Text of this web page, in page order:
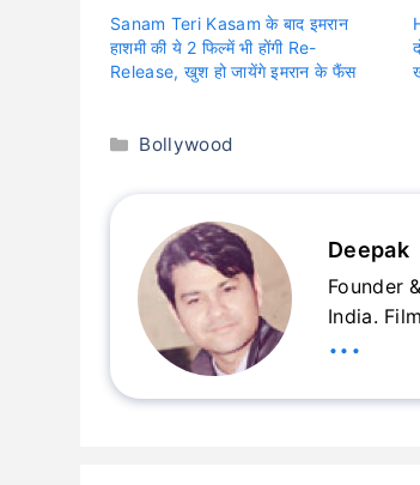
Sanam Teri Kasam के बाद इमरान
हाशमी की ये 2 फिल्में भी होंगी Re-
Release, खुश हो जायेंगे इमरान के फैंस
Categories
Bollywood
Deepak
Founder
India.
...